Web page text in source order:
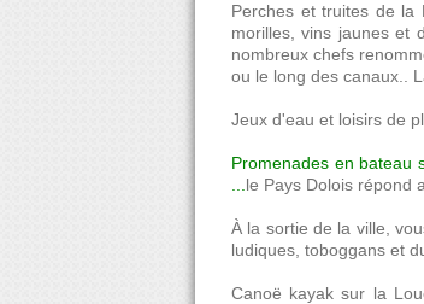
Perches et truites de la
morilles, vins jaunes et
nombreux chefs
ou le long des canaux..
Jeux d'eau et loisirs de
Promenades en bateau
le Pays Dolois répond
À la sortie de la ville,
ludiques, toboggans et
Canoë kayak sur la